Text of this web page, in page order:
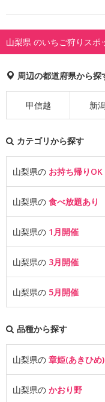
山梨県 のいちご狩りスポ
周辺の都道府県から探
甲信越 新
カテゴリから探す
山梨県の お持ち帰りOK
山梨県の 食べ放題あり
山梨県の 1月開催
山梨県の 3月開催
山梨県の 5月開催
品種から探す
山梨県の 章姫(あきひめ)
山梨県の かおり野